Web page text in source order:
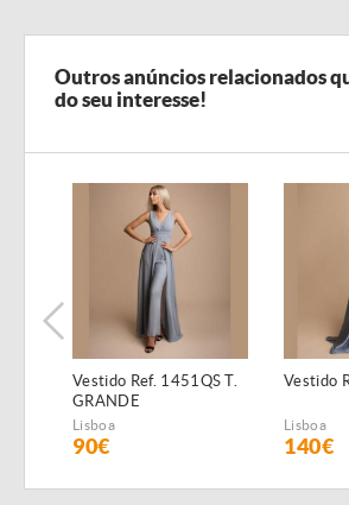
Outros anúncios relacionados
do seu interesse!
Vestido Ref. 1451QS T.
GRANDE
Lisboa
90€
Vestido
Lisboa
140€